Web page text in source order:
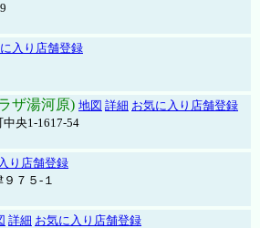
入り店舗登録
ザ湯河原) 地図 詳細 お気に入り店舗登録
央1-1617-54
り店舗登録
７５-１
詳細 お気に入り店舗登録